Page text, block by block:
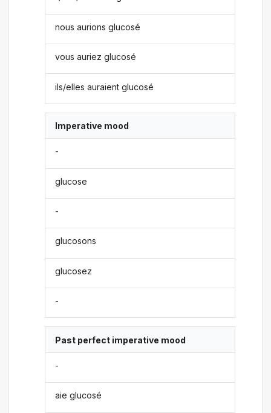
nous aurions glucosé
vous auriez glucosé
ils/elles auraient glucosé
Imperative mood
-
glucose
-
glucosons
glucosez
-
Past perfect imperative mood
-
aie glucosé